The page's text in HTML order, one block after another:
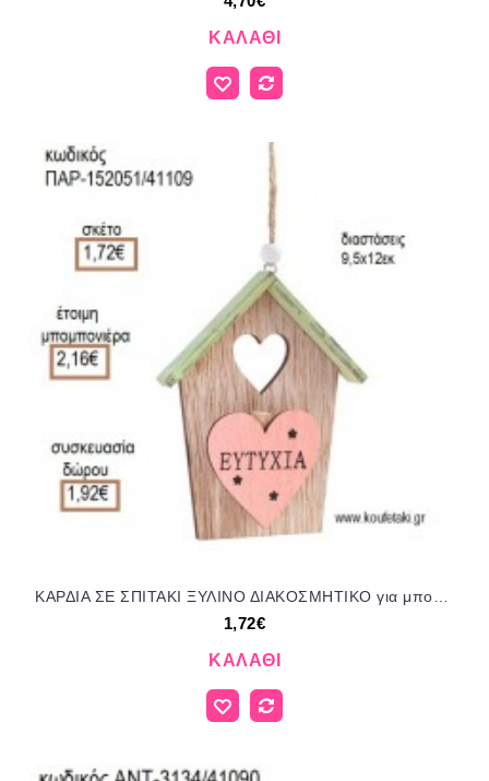
ΚΑΛΆΘΙ
1,72€
ΚΑΛΆΘΙ